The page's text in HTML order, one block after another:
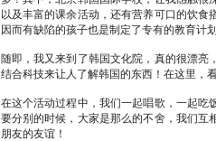
以及丰富的课余活动，还有营养可口的饮
因而有缺陷的孩子也是制定了专有的教育计
随即，我又来到了韩国文化院，真的很漂
结合科技来让人了解韩国的东西！在这里，
在这个活动过程中，我们一起唱歌，一起
要分别的时候，大家是那么的不舍，我们
朋友的友谊！